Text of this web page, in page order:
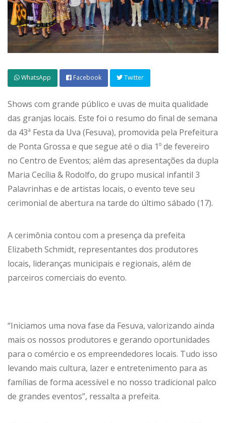
WhatsApp Facebook Twitter
Shows com grande público e uvas de muita qualidade
das granjas locais. Este foi o resumo do final de semana
da 43ª Festa da Uva (Fesuva), promovida pela Prefeitura
de Ponta Grossa e que segue até o dia 1º de fevereiro
no Centro de Eventos; além das apresentações da dupla
Maria Cecília & Rodolfo, do grupo musical infantil 3
Palavrinhas e de artistas locais, o evento teve seu
cerimonial de abertura na tarde do último sábado (17).
A cerimônia contou com a presença da prefeita
Elizabeth Schmidt, representantes dos produtores
locais, lideranças municipais e regionais, além de
parceiros comerciais do evento.
“Iniciamos uma nova fase da Fesuva, valorizando ainda
mais os nossos produtores e gerando oportunidades
para o comércio e os empreendedores locais. Tudo isso
levando mais cultura, lazer e entretenimento para as
famílias de forma acessível e no nosso tradicional palco
de grandes eventos”, ressalta a prefeita.